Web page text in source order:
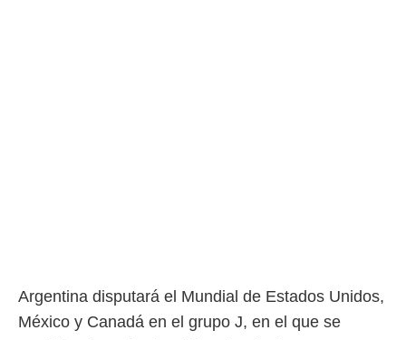
Argentina disputará el Mundial de Estados Unidos,
México y Canadá en el grupo J, en el que se